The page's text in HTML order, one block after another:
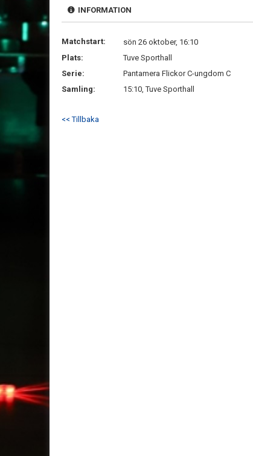
INFORMATION
Matchstart:
sön 26 oktober, 16:10
Plats:
Tuve Sporthall
Serie:
Pantamera Flickor C-ungdom C
Samling:
15:10, Tuve Sporthall
<< Tillbaka